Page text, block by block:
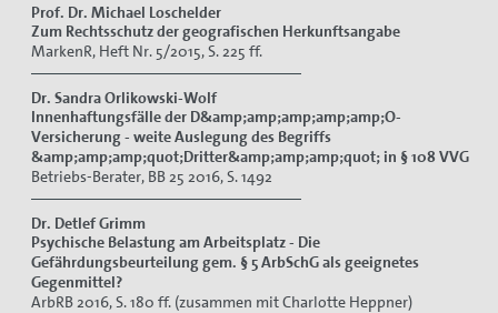
Prof. Dr. Michael Loschelder
Zum Rechtsschutz der geografischen Herkunftsangabe
MarkenR, Heft Nr. 5/2015, S. 225 ff.
Dr. Sandra Orlikowski-Wolf
Innenhaftungsfälle der D&amp;amp;amp;amp;amp;O-
Versicherung - weite Auslegung des Begriffs
&amp;amp;amp;quot;Dritter&amp;amp;amp;quot; in § 108 VVG
Betriebs-Berater, BB 25 2016, S. 1492
Dr. Detlef Grimm
Psychische Belastung am Arbeitsplatz - Die
Gefährdungsbeurteilung gem. § 5 ArbSchG als geeignetes
Gegenmittel?
ArbRB 2016, S. 180 ff. (zusammen mit Charlotte Heppner)